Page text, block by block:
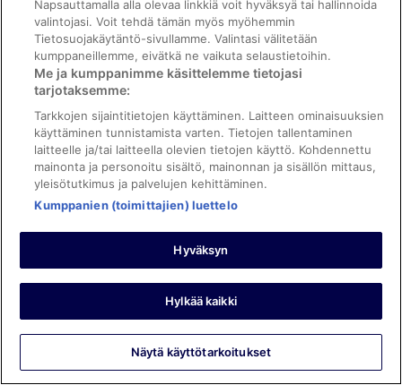
22.4.2026
Hyvää: Siisteys, henkilökunta ja palvelu, palvelut/mukavuudet
ja majoituspaikan kunto ja tilat
Käännä Googlen avulla
Great place
Yöpyi 3 yötä helmikuussa 2026
0
Tarkistettu arvostelu
10/10 Loistava
Hyvää: Siisteys
Yöpyi 3 yötä maaliskuussa 2026
Napsauttamalla alla olevaa linkkiä voit hyväksyä tai hallinnoida
valintojasi. Voit tehdä tämän myös myöhemmin
Tietosuojakäytäntö-sivullamme. Valintasi välitetään
kumppaneillemme, eivätkä ne vaikuta selaustietoihin.
Me ja kumppanimme käsittelemme tietojasi
tarjotaksemme:
Tarkkojen sijaintitietojen käyttäminen. Laitteen ominaisuuksien
käyttäminen tunnistamista varten. Tietojen tallentaminen
laitteelle ja/tai laitteella olevien tietojen käyttö. Kohdennettu
mainonta ja personoitu sisältö, mainonnan ja sisällön mittaus,
yleisötutkimus ja palvelujen kehittäminen.
Kumppanien (toimittajien) luettelo
Hyväksyn
Hylkää kaikki
Näytä käyttötarkoitukset